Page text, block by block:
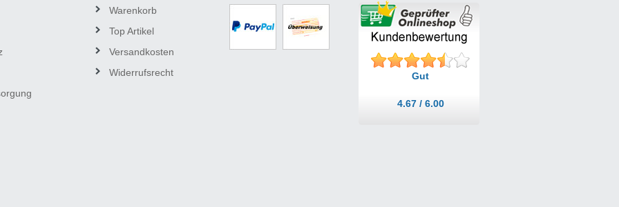
Warenkorb
Top Artikel
Versandkosten
Widerrufsrecht
Gut
4.67 / 6.00